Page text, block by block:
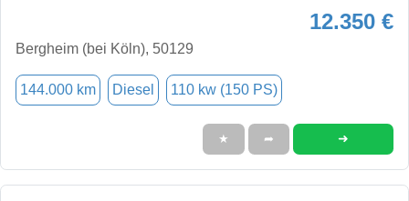
12.350 €
Bergheim (bei Köln), 50129
144.000 km Diesel 110 kw (150 PS)
★ ➦ ➜